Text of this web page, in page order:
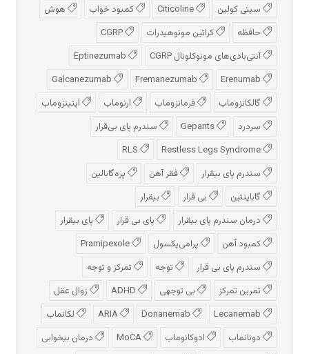
سیتی کولین
کمبود خواب
هوش
حافظه
کراتین مونوهیدرات
آنتی‌بادی‌های مونوکلونال CGRP
گالکانزوماب
فرمانزوماب ارنوماب
اپتینزوماب
سردرد
سندرم پای بی‌قرار
سندرم پای بیقرار
فقر آهن
پره‌گابالین
گاباپنتین
بی قرار
بیقرار
درمان سندرم پای بیقرار
پای بی قرار
پای بیقرار
کمبود آهن
پرامی‌پکسول
سندرم پای بی قرار
توجه
تمرکز و توجه
تمرین تمرکز
بی توجهی
زوال عقل
لکانماب
دونانماب
ادوكانوماب
درمان بیخوابی